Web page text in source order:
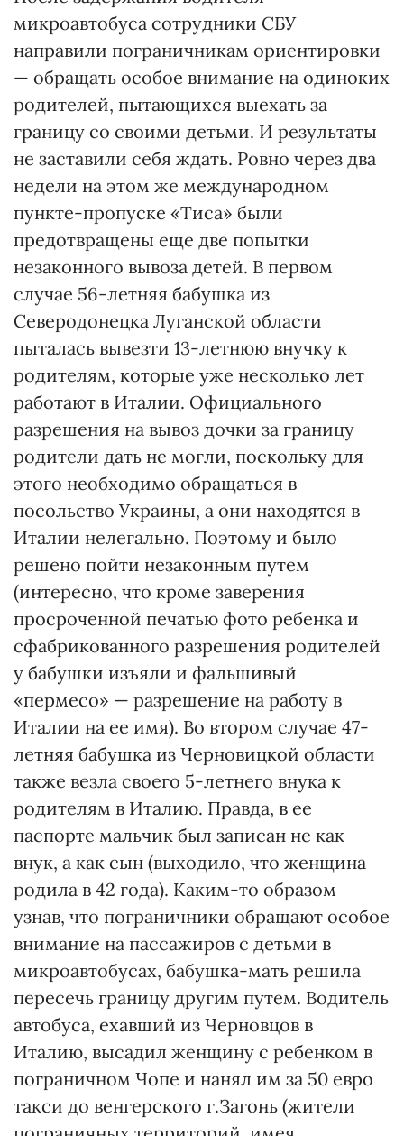
микроавтобуса сотрудники СБУ
направили пограничникам ориентировки
— обращать особое внимание на одиноких
родителей, пытающихся выехать за
границу со своими детьми. И результаты
не заставили себя ждать. Ровно через два
недели на этом же международном
пункте-пропуске «Тиса» были
предотвращены еще две попытки
незаконного вывоза детей. В первом
случае 56-летняя бабушка из
Северодонецка Луганской области
пыталась вывезти 13-летнюю внучку к
родителям, которые уже несколько лет
работают в Италии. Официального
разрешения на вывоз дочки за границу
родители дать не могли, поскольку для
этого необходимо обращаться в
посольство Украины, а они находятся в
Италии нелегально. Поэтому и было
решено пойти незаконным путем
(интересно, что кроме заверения
просроченной печатью фото ребенка и
сфабрикованного разрешения родителей
у бабушки изъяли и фальшивый
«пермесо» — разрешение на работу в
Италии на ее имя). Во втором случае 47-
летняя бабушка из Черновицкой области
также везла своего 5-летнего внука к
родителям в Италию. Правда, в ее
паспорте мальчик был записан не как
внук, а как сын (выходило, что женщина
родила в 42 года). Каким-то образом
узнав, что пограничники обращают особое
внимание на пассажиров с детьми в
микроавтобусах, бабушка-мать решила
пересечь границу другим путем. Водитель
автобуса, ехавший из Черновцов в
Италию, высадил женщину с ребенком в
пограничном Чопе и нанял им за 50 евро
такси до венгерского г.Загонь (жители